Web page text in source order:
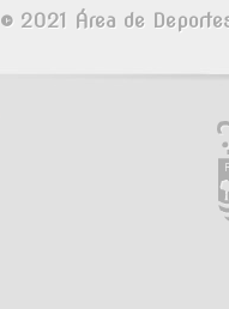
© 2021 Área de